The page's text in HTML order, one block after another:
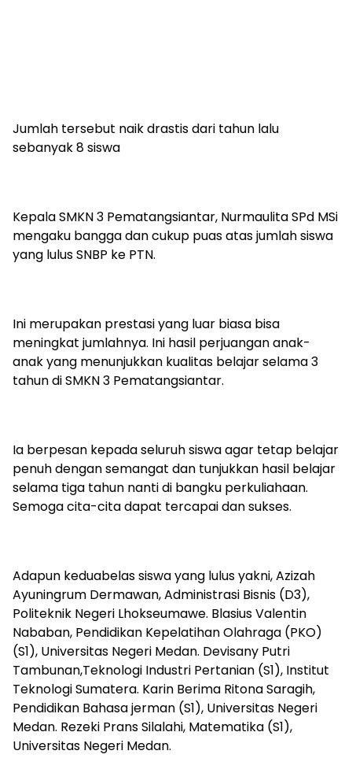
Jumlah tersebut naik drastis dari tahun lalu
sebanyak 8 siswa
Kepala SMKN 3 Pematangsiantar, Nurmaulita SPd MSi
mengaku bangga dan cukup puas atas jumlah siswa
yang lulus SNBP ke PTN.
Ini merupakan prestasi yang luar biasa bisa
meningkat jumlahnya. Ini hasil perjuangan anak-
anak yang menunjukkan kualitas belajar selama 3
tahun di SMKN 3 Pematangsiantar.
Ia berpesan kepada seluruh siswa agar tetap belajar
penuh dengan semangat dan tunjukkan hasil belajar
selama tiga tahun nanti di bangku perkuliahaan.
Semoga cita-cita dapat tercapai dan sukses.
Adapun keduabelas siswa yang lulus yakni, Azizah
Ayuningrum Dermawan, Administrasi Bisnis (D3),
Politeknik Negeri Lhokseumawe. Blasius Valentin
Nababan, Pendidikan Kepelatihan Olahraga (PKO)
(S1), Universitas Negeri Medan. Devisany Putri
Tambunan,Teknologi Industri Pertanian (S1), Institut
Teknologi Sumatera. Karin Berima Ritona Saragih,
Pendidikan Bahasa jerman (S1), Universitas Negeri
Medan. Rezeki Prans Silalahi, Matematika (S1),
Universitas Negeri Medan.